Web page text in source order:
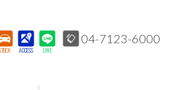
ACCESS LINE
04-7123-6000